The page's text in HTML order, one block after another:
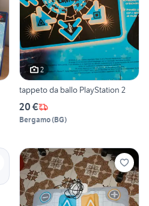
2
tappeto da ballo PlayStation 2
20 €
Bergamo(BG)